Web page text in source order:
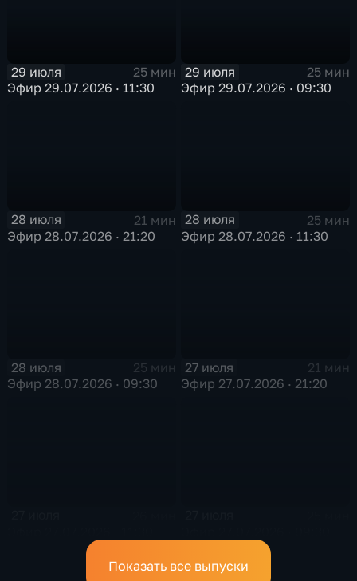
29 июля
25 мин
Эфир 29.07.2026 · 11:30
29 июля
25 мин
Эфир 29.07.2026 · 09:30
28 июля
21 мин
Эфир 28.07.2026 · 21:20
28 июля
25 мин
Эфир 28.07.2026 · 11:30
28 июля
25 мин
Эфир 28.07.2026 · 09:30
27 июля
21 мин
Эфир 27.07.2026 · 21:20
Показать все выпуски